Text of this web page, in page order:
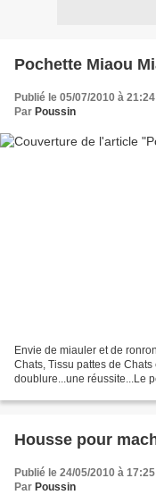
Pochette Miaou
Publié le 05/07/2010 à 21:24
Par Poussin
Envie de miauler et de
Chats, Tissu pattes de
doublure...une réussite...Le
Housse pour
Publié le 24/05/2010 à 17:25
Par Poussin